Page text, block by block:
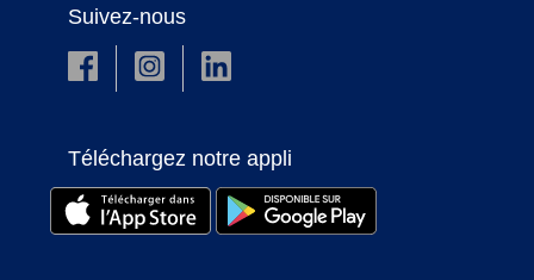
Suivez-nous
Téléchargez notre appli